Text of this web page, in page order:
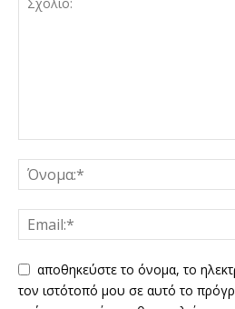
αποθηκεύστε το όνομα, το
τον ιστότοπό μου σε αυτό το